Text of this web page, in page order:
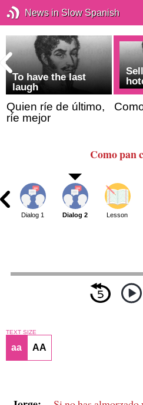
News in Slow Spanish
To have the last
laugh
Quien ríe de último,
ríe mejor
Como pan
Dialog 1 Dialog 2 Lesson
TEXT SIZE
aa AA